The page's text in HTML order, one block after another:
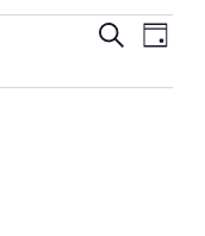
Suche
und
Suche
Tag